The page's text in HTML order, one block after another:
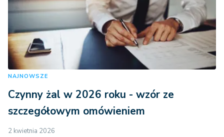
NAJNOWSZE
Czynny żal w 2026 roku - wzór ze
szczegółowym omówieniem
2 kwietnia 2026